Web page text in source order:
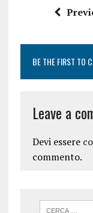
BE THE FIRST TO
Leave a
Devi essere
commento.